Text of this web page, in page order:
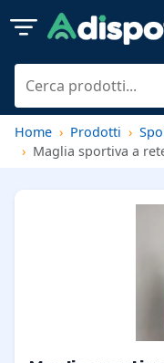
Home Prodotti
Maglia sportiva a